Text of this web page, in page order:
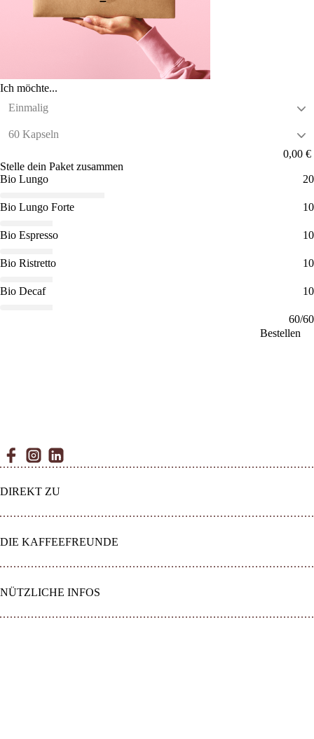
Ich möchte...
0,00 €
Stelle dein Paket zusammen
Bio Lungo
20
Bio Lungo Forte 10
Bio Espresso 10
Bio Ristretto 10
Bio Decaf 10
60/60
Bestellen
FacebookInstagramLinkedin
DIREKT ZU
DIE KAFFEEFREUNDE
NÜTZLICHE INFOS